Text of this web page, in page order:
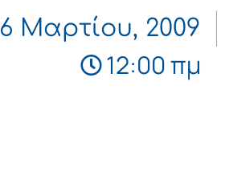
6 Μαρτίου, 2009
12:00 πμ